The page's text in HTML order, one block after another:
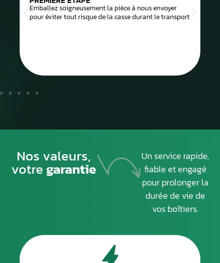
Imprimez et joignez la fiche de prise en charge à
l’intérieur du colis
Nos valeurs,
votregarantie
Un service rapide,
fiable et engagé
pour prolonger la
durée de vie de
vos boîtiers.